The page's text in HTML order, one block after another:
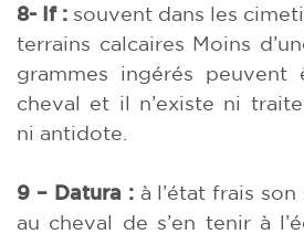
8- If : souvent dans les
terrains calcaires Moins
grammes ingérés peuvent
cheval et il n’existe ni
ni antidote.
9 – Datura : à l’état frais
au cheval de s’en tenir à